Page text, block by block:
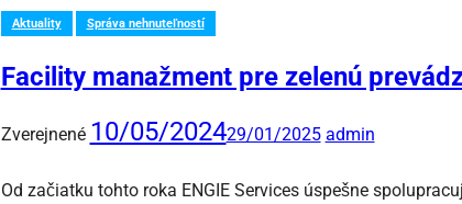
Aktuality Správa nehnuteľností
Facility manažment pre zelenú
Zverejnené 10/05/202429/01/2025 admin
Od začiatku tohto roka ENGIE Services úspešne